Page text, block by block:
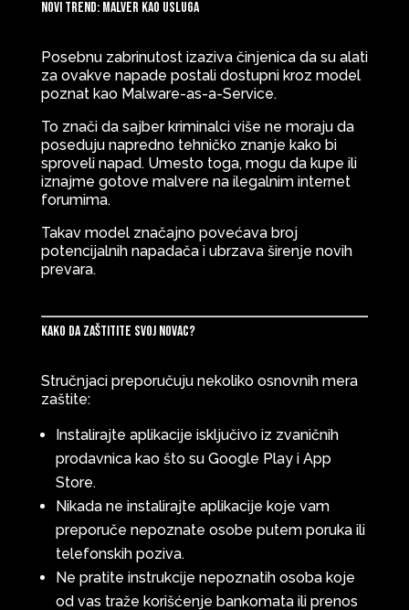
Novi trend: Malver kao usluga
Posebnu zabrinutost izaziva činjenica da su alati
za ovakve napade postali dostupni kroz model
poznat kao Malware-as-a-Service.
To znači da sajber kriminalci više ne moraju da
poseduju napredno tehničko znanje kako bi
sproveli napad. Umesto toga, mogu da kupe ili
iznajme gotove malvere na ilegalnim internet
forumima.
Takav model značajno povećava broj
potencijalnih napadača i ubrzava širenje novih
prevara.
Kako da zaštitite svoj novac?
Stručnjaci preporučuju nekoliko osnovnih mera
zaštite:
Instalirajte aplikacije isključivo iz zvaničnih
prodavnica kao što su Google Play i App
Store.
Nikada ne instalirajte aplikacije koje vam
preporuče nepoznate osobe putem poruka ili
telefonskih poziva.
Ne pratite instrukcije nepoznatih osoba koje
od vas traže korišćenje bankomata ili prenos